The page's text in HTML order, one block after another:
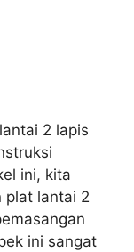
2 lapis
ini, kita
plat lantai 2
ini sangat